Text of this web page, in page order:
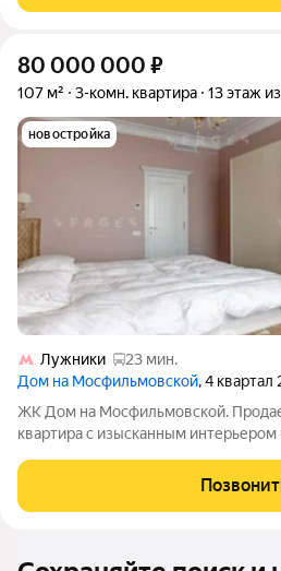
80 000 000 ₽
107 м² 3-комн. квартира 13 этаж
новостройка
Лужники
23 мин.
Дом на Мосфильмовской, 4 квартал
ЖК Дом на Мосфильмовской.
квартира с изысканным
просторная прихожая. Свежая
использованием премиальных